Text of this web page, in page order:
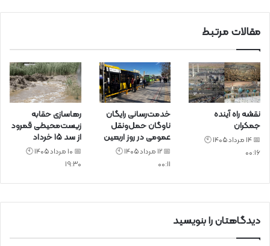
مقالات مرتبط
نقشه راه آینده
جمکران
📅 14 مرداد 1405 🕙
00:16
خدمت‌رسانی رایگان
ناوگان حمل‌ونقل
عمومی در روز اربعین
📅 12 مرداد 1405 🕙
00:11
رهاسازی حقابه
زیست‌محیطی قمرود
از سد ۱۵ خرداد
📅 10 مرداد 1405 🕙
19:30
دیدگاهتان را بنویسید